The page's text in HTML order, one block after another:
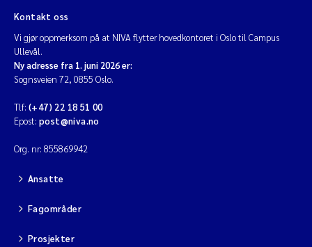
Kontakt oss
Vi gjør oppmerksom på at NIVA flytter hovedkontoret i Oslo til Campus
Ullevål.
Ny adresse fra 1. juni 2026 er:
Sognsveien 72, 0855 Oslo.
Tlf: (+47) 22 18 51 00
Epost: post@niva.no
Org. nr: 855869942
Ansatte
Fagområder
Prosjekter